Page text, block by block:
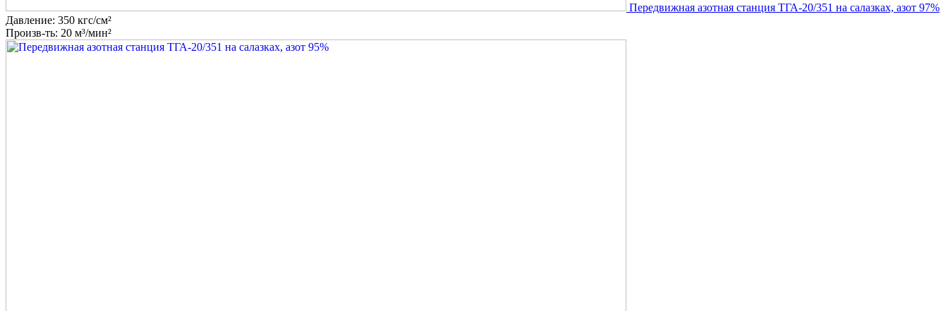
Передвижная азотная станция ТГА-20/351 на салазках, азот 97%
Давление: 350 кгс/см²
Произв-ть: 20 м³/мин²